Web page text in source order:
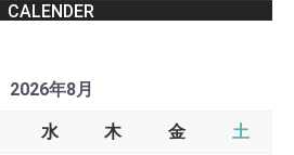
CALENDER
2026年8月
水 木 金 土